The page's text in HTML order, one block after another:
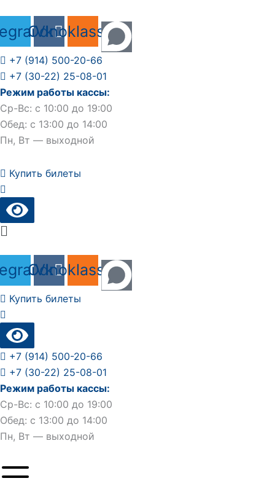
содержимому
Vk
Odnoklassniki
+7 (914) 500-20-66
+7 (30-22) 25-08-01
Режим работы кассы:
Ср-Вс: с 10:00 до 19:00
Обед: с 13:00 до 14:00
Пн, Вт — выходной
Купить билеты
Main
Vk
Odnoklassniki
Купить билеты
+7 (914) 500-20-66
+7 (30-22) 25-08-01
Режим работы кассы:
Ср-Вс: с 10:00 до 19:00
Обед: с 13:00 до 14:00
Пн, Вт — выходной